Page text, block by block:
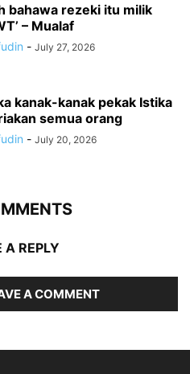
bahawa rezeki itu milik
– Mualaf
- July 27, 2026
kanak-kanak pekak Istika
semua orang
- July 20, 2026
A REPLY
A COMMENT